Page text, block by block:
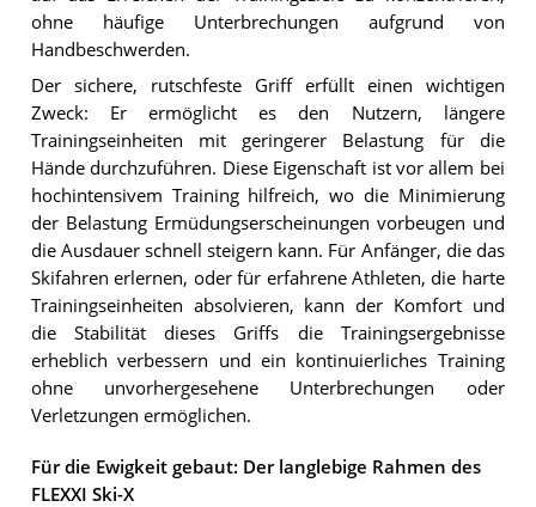
ohne häufige Unterbrechungen aufgrund von
Handbeschwerden.
Der sichere, rutschfeste Griff erfüllt einen wichtigen
Zweck: Er ermöglicht es den Nutzern, längere
Trainingseinheiten mit geringerer Belastung für die
Hände durchzuführen. Diese Eigenschaft ist vor allem bei
hochintensivem Training hilfreich, wo die Minimierung
der Belastung Ermüdungserscheinungen vorbeugen und
die Ausdauer schnell steigern kann. Für Anfänger, die das
Skifahren erlernen, oder für erfahrene Athleten, die harte
Trainingseinheiten absolvieren, kann der Komfort und
die Stabilität dieses Griffs die Trainingsergebnisse
erheblich verbessern und ein kontinuierliches Training
ohne unvorhergesehene Unterbrechungen oder
Verletzungen ermöglichen.
Für die Ewigkeit gebaut: Der langlebige Rahmen des
FLEXXI Ski-X